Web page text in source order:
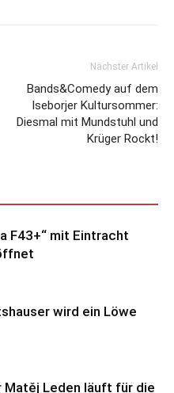
Nächster Artikel
Bands&Comedy auf dem
Iseborjer Kultursommer:
Diesmal mit Mundstuhl und
Krüger Rockt!
F43+“ mit Eintracht
wird ein Löwe
Matěj Leden läuft für die